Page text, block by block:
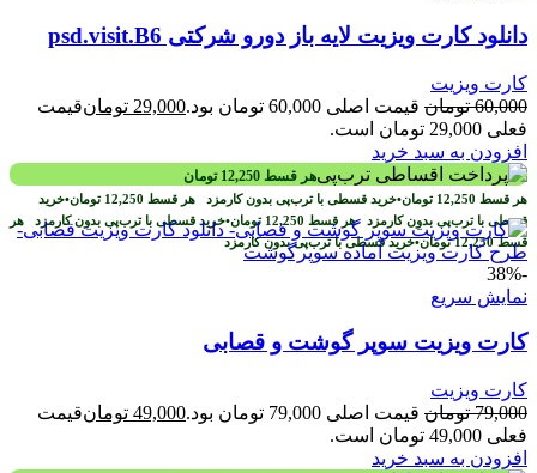
دانلود کارت ویزیت لایه باز دورو شرکتی psd.visit.B6
کارت ویزیت
60,000 تومان قیمت اصلی 60,000 تومان بود. 29,000 تومانقیمت
فعلی 29,000 تومان است.
افزودن به سبد خرید
هر قسط 12,250 تومان
هر قسط 12,250 تومان•خرید قسطی با ترب‌پی بدون کارمزد هر قسط 12,250 تومان•خرید
قسطی با ترب‌پی بدون کارمزدهر قسط 12,250 تومان•خرید قسطی با ترب‌پی بدون کارمزد هر
قسط12,250 تومان•خرید قسطی با ترب‌پی بدون کارمزد
-38%
نمایش سریع
کارت ویزیت سوپر گوشت و قصابی
کارت ویزیت
79,000 تومان قیمت اصلی 79,000 تومان بود. 49,000 تومانقیمت
فعلی 49,000 تومان است.
افزودن به سبد خرید